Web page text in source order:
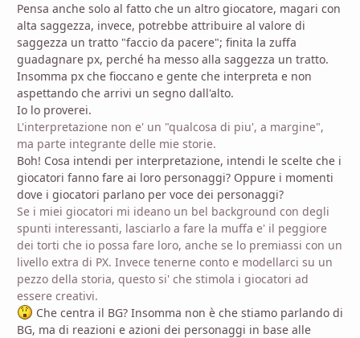
Pensa anche solo al fatto che un altro giocatore, magari con
alta saggezza, invece, potrebbe attribuire al valore di
saggezza un tratto "faccio da pacere"; finita la zuffa
guadagnare px, perché ha messo alla saggezza un tratto.
Insomma px che fioccano e gente che interpreta e non
aspettando che arrivi un segno dall'alto.
Io lo proverei.
L'interpretazione non e' un "qualcosa di piu', a margine",
ma parte integrante delle mie storie.
Boh! Cosa intendi per interpretazione, intendi le scelte che i
giocatori fanno fare ai loro personaggi? Oppure i momenti
dove i giocatori parlano per voce dei personaggi?
Se i miei giocatori mi ideano un bel background con degli
spunti interessanti, lasciarlo a fare la muffa e' il peggiore
dei torti che io possa fare loro, anche se lo premiassi con un
livello extra di PX. Invece tenerne conto e modellarci su un
pezzo della storia, questo si' che stimola i giocatori ad
essere creativi.
Che centra il BG? Insomma non è che stiamo parlando di
BG, ma di reazioni e azioni dei personaggi in base alle